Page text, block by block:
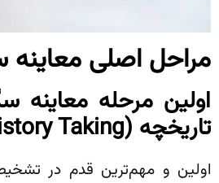
مراحل اصلی
اولین مرحله معاینه
تاریخچه (History Taking)
اولین و مهم‌ترین قدم در